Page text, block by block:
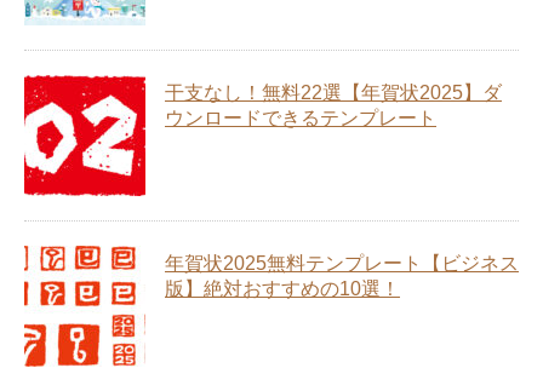
干支なし！無料22選【年賀状2025】ダ
ウンロードできるテンプレート
年賀状2025無料テンプレート【ビジネス
版】絶対おすすめの10選！